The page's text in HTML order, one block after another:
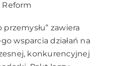
zawiera
wsparcia działań na
konkurencyjnej